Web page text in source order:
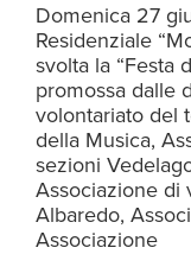
Domenica 27
Residenziale
svolta la “Festa
promossa dalle
volontariato del
della Musica,
sezioni
Associazione di
Albaredo,
Associazione